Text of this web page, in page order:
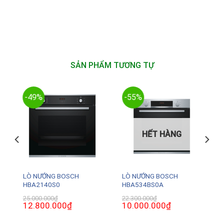
SẢN PHẨM TƯƠNG TỰ
-49%
LÒ NƯỚNG BOSCH
HBA2140S0
25.000.000₫
Giá
gốc
12.800.000₫Giá
hiện
-55%
HẾT HÀNG
LÒ NƯỚNG BOSCH
HBA534BS0A
22.300.000₫
Giá
gốc
10.000.000₫Giá
hiện